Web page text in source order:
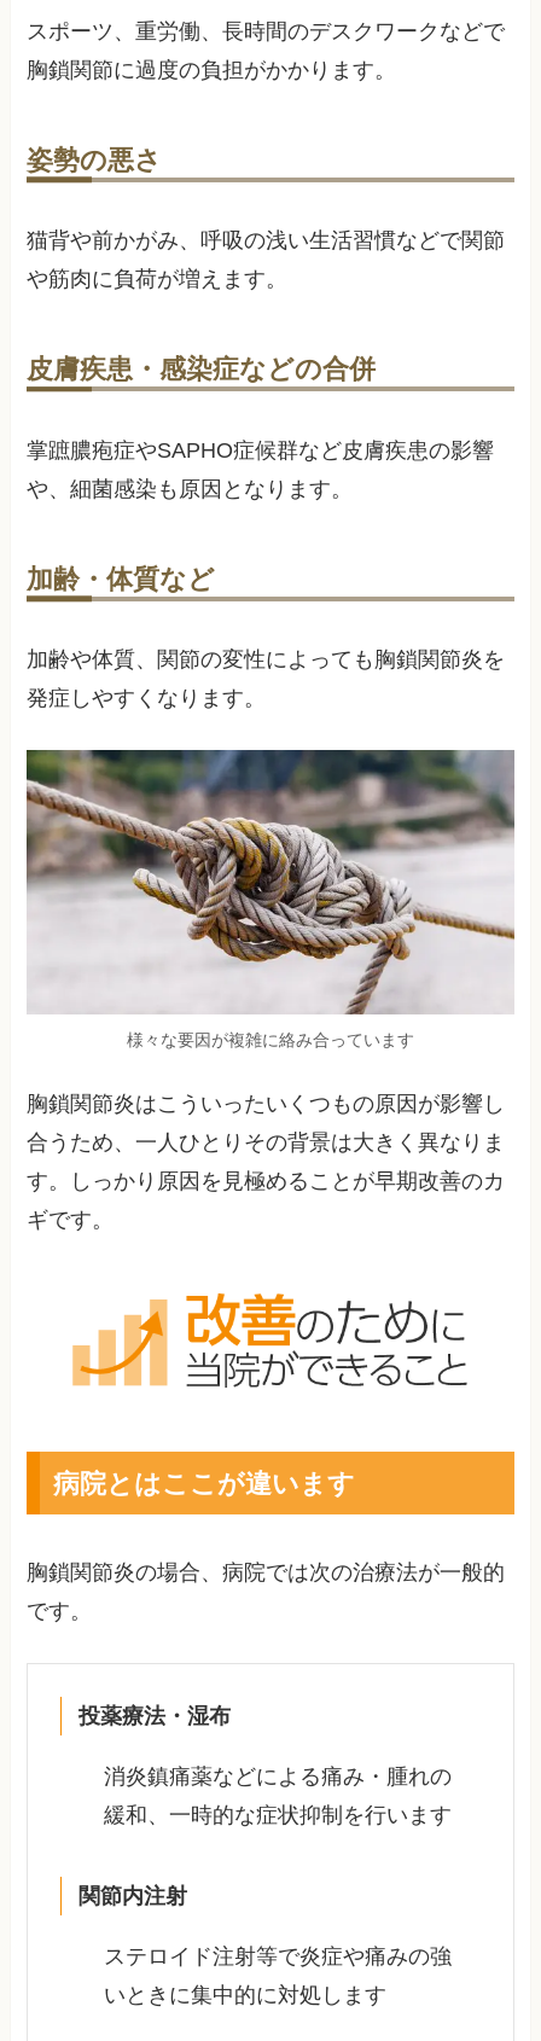
スポーツ、重労働、長時間のデスクワークなどで
胸鎖関節に過度の負担がかかります。
姿勢の悪さ
猫背や前かがみ、呼吸の浅い生活習慣などで関節
や筋肉に負荷が増えます。
皮膚疾患・感染症などの合併
掌蹠膿疱症やSAPHO症候群など皮膚疾患の影響
や、細菌感染も原因となります。
加齢・体質など
加齢や体質、関節の変性によっても胸鎖関節炎を
発症しやすくなります。
様々な要因が複雑に絡み合っています
胸鎖関節炎はこういったいくつもの原因が影響し
合うため、一人ひとりその背景は大きく異なりま
す。しっかり原因を見極めることが早期改善のカ
ギです。
病院とはここが違います
胸鎖関節炎の場合、病院では次の治療法が一般的
です。
投薬療法・湿布
消炎鎮痛薬などによる痛み・腫れの
緩和、一時的な症状抑制を行います
関節内注射
ステロイド注射等で炎症や痛みの強
いときに集中的に対処します